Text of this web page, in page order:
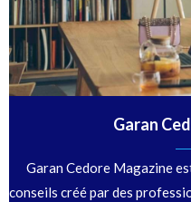
Garan
Garan Cedore Magazine
conseils créé par des